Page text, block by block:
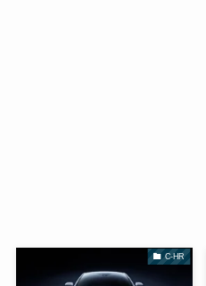
C-HR